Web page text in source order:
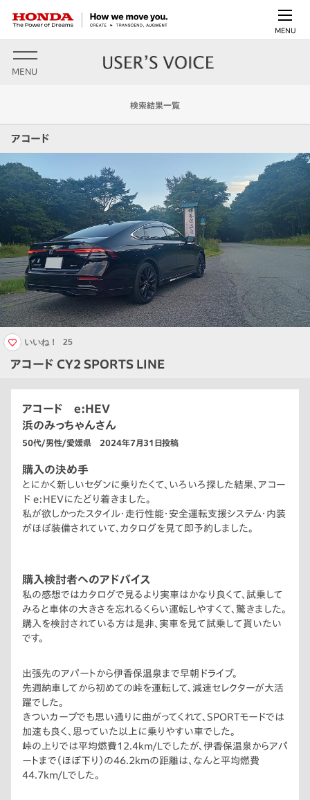
MENU
MENU
検索結果一覧
アコード
アコード CY2 SPORTS LINE
いいね！ 25
アコード e:HEV
浜のみっちゃんさん
50代/男性/愛媛県 2024年7月31日投稿
購入の決め手
とにかく新しいセダンに乗りたくて、いろいろ探した結果、アコー
ド e:HEVにたどり着きました。
私が欲しかったスタイル・走行性能・安全運転支援システム・内装
がほぼ装備されていて、カタログを見て即予約しました。
購入検討者へのアドバイス
私の感想ではカタログで見るより実車はかなり良くて、試乗して
みると車体の大きさを忘れるくらい運転しやすくて、驚きました。
購入を検討されている方は是非、実車を見て試乗して貰いたい
です。
出張先のアパートから伊香保温泉まで早朝ドライブ。
先週納車してから初めての峠を運転して、減速セレクターが大活
躍でした。
きついカーブでも思い通りに曲がってくれて、SPORTモードでは
加速も良く、思っていた以上に乗りやすい車でした。
峠の上りでは平均燃費12.4km/Lでしたが、伊香保温泉からアパ
ートまで（ほぼ下り）の46.2kmの距離は、なんと平均燃費
44.7km/Lでした。